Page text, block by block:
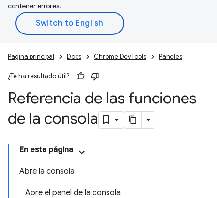
contener errores.
Página principal Docs Chrome DevTools Paneles
¿Te ha resultado útil?
Referencia de las funciones
de la consola
En esta página
Abre la consola
Abre el panel de la consola